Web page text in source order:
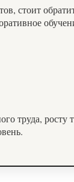
стоит
труда, росту